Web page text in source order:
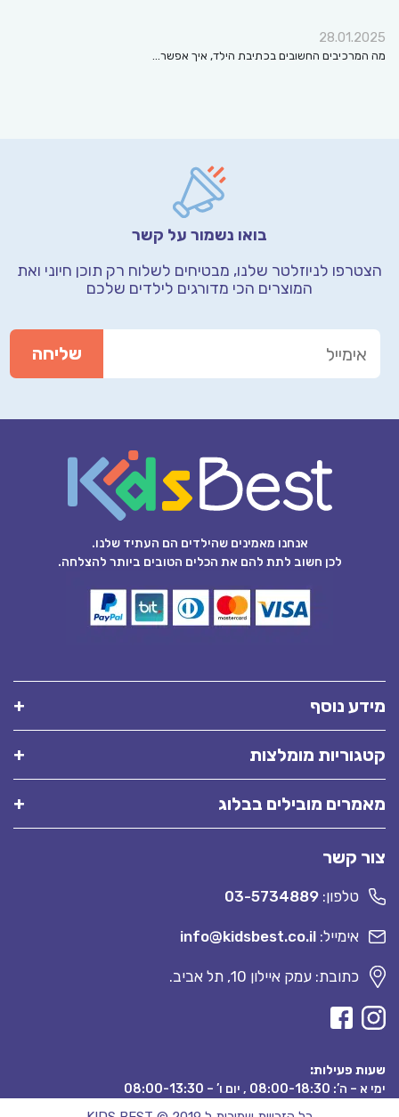
28.01.2025
מה המרכיבים החשובים בכתיבת הילד, איך אפשר…
בואו נשמור על קשר
הצטרפו לניוזלטר שלנו, מבטיחים לשלוח רק תוכן חיוני ואת
המוצרים הכי מדורגים לילדים שלכם
אנחנו מאמינים שהילדים הם העתיד שלנו.
לכן חשוב לתת להם את הכלים הטובים ביותר להצלחה.
מידע נוסף
קטגוריות מומלצות
מאמרים מובילים בבלוג
צור קשר
טלפון: 03-5734889
אימייל: info@kidsbest.co.il
כתובת: עמק איילון 10, תל אביב.
שעות פעילות:
ימי א – ה’: 08:00-18:30 , יום ו’ – 08:00-13:30